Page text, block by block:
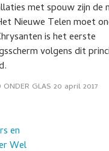
met spouw zijn de
Nieuwe Telen moet
is het eerste
volgens dit
ONDER GLAS 20 april 2017